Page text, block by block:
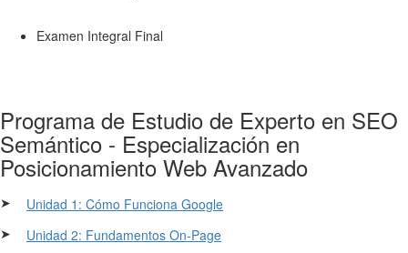
Examen Integral Final
Programa de Estudio de Experto en SEO
Semántico - Especialización en
Posicionamiento Web Avanzado
➤
Unidad 1: Cómo Funciona Google
➤
Unidad 2: Fundamentos On-Page